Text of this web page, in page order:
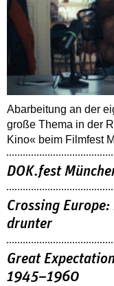
Abarbeitung an der
große Thema in der
Kino« beim Filmfest
DOK.fest
Crossing
drunter
Great
1945–1960